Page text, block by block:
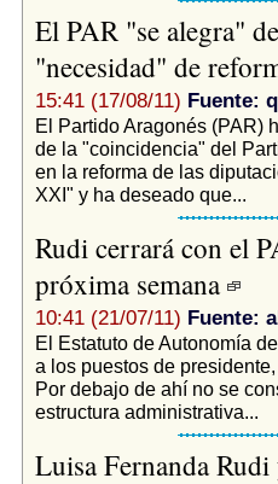
El PAR "se alegra"
"necesidad" de
15:41 (17/08/11) Fuente:
El Partido Aragonés (PAR)
de la "coincidencia" del
en la reforma de las
XXI" y ha deseado que...
Rudi cerrará con el
próxima semana
10:41 (21/07/11) Fuente:
El Estatuto de Autonomía
a los puestos de
Por debajo de ahí no se
estructura administrativa...
Luisa Fernanda